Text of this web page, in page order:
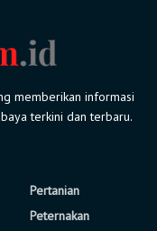
memberikan informasi
terkini dan terbaru.
Pertanian
Peternakan